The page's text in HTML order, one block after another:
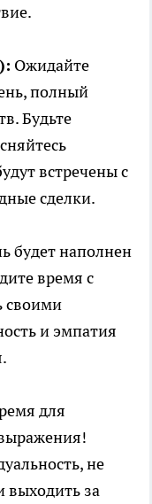
Ожидайте
полный
Будьте
встречены с
сделки.
будет наполнен
время с
своими
и эмпатия
для
не
выходить за